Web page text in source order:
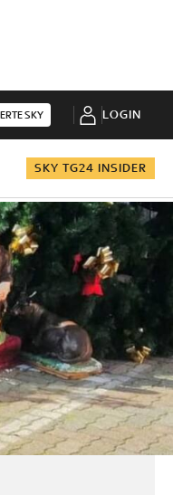
SKY LOGIN
SKY TG24 INSIDER